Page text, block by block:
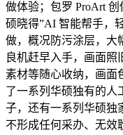
做体验；包罗 ProArt 创
硕晓得”AI 智能帮手，
做，概况防污涂层，大
良机赶早入手，画面
素材等随心收纳，画面
了一系列华硕独有的人
子，还有一系列华硕独
不形成任何采办、无效